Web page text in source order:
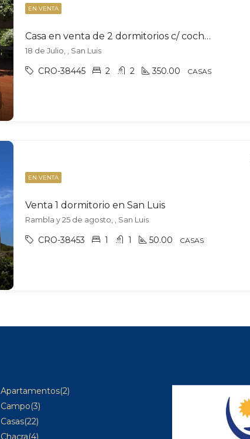
EN VENTA
Casa en venta de 2 dormitorios c/ cochera en San Luis
18 de Julio, , San Luis
CRO-38445 2 2 350.00 CASAS
EN VENTA
Venta 1 dormitorio en San Luis
Rambla y 25 de agosto, , San Luis
CRO-38453 1 1 50.00 CASAS
Apartamentos(2)
Campo(3)
Casas(22)
Chacra(4)